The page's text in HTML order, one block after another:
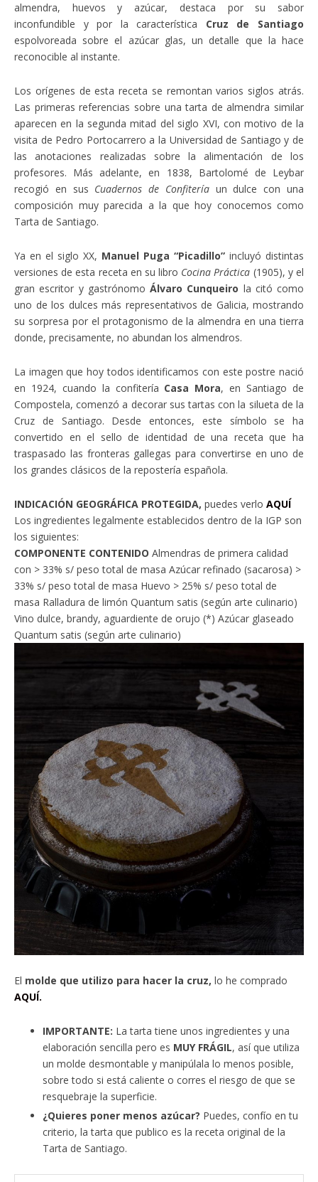
almendra, huevos y azúcar, destaca por su sabor
inconfundible y por la característica Cruz de Santiago
espolvoreada sobre el azúcar glas, un detalle que la hace
reconocible al instante.
Los orígenes de esta receta se remontan varios siglos atrás.
Las primeras referencias sobre una tarta de almendra similar
aparecen en la segunda mitad del siglo XVI, con motivo de la
visita de Pedro Portocarrero a la Universidad de Santiago y de
las anotaciones realizadas sobre la alimentación de los
profesores. Más adelante, en 1838, Bartolomé de Leybar
recogió en sus Cuadernos de Confiteríaun dulce con una
composición muy parecida a la que hoy conocemos como
Tarta de Santiago.
Ya en el siglo XX, Manuel Puga “Picadillo” incluyó distintas
versiones de esta receta en su libro Cocina Práctica (1905), y el
gran escritor y gastrónomo Álvaro Cunqueiro la citó como
uno de los dulces más representativos de Galicia, mostrando
su sorpresa por el protagonismo de la almendra en una tierra
donde, precisamente, no abundan los almendros.
La imagen que hoy todos identificamos con este postre nació
en 1924, cuando la confitería Casa Mora, en Santiago de
Compostela, comenzó a decorar sus tartas con la silueta de la
Cruz de Santiago. Desde entonces, este símbolo se ha
convertido en el sello de identidad de una receta que ha
traspasado las fronteras gallegas para convertirse en uno de
los grandes clásicos de la repostería española.
INDICACIÓN GEOGRÁFICA PROTEGIDA, puedes verlo AQUÍ
Los ingredientes legalmente establecidos dentro de la IGP son
los siguientes:
COMPONENTE CONTENIDO Almendras de primera calidad
con > 33% s/ peso total de masa Azúcar refinado (sacarosa) >
33% s/ peso total de masa Huevo > 25% s/ peso total de
masa Ralladura de limón Quantum satis (según arte culinario)
Vino dulce, brandy, aguardiente de orujo (*) Azúcar glaseado
Quantum satis (según arte culinario)
El molde que utilizo para hacer la cruz, lo he comprado
AQUÍ.
IMPORTANTE: La tarta tiene unos ingredientes y una
elaboración sencilla pero es MUY FRÁGIL, así que utiliza
un molde desmontable y manipúlala lo menos posible,
sobre todo si está caliente o corres el riesgo de que se
resquebraje la superficie.
¿Quieres poner menos azúcar? Puedes, confío en tu
criterio, la tarta que publico es la receta original de la
Tarta de Santiago.